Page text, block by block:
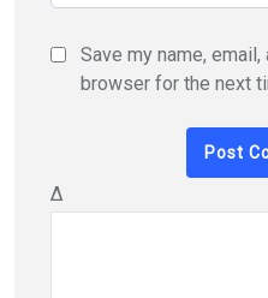
Save my name,
browser for the next
Δ